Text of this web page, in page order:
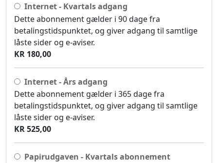
Internet - Kvartals adgang
Dette abonnement gælder i 90 dage fra
betalingstidspunktet, og giver adgang til samtlige
låste sider og e-aviser.
KR 180,00
Internet - Års adgang
Dette abonnement gælder i 365 dage fra
betalingstidspunktet, og giver adgang til samtlige
låste sider og e-aviser.
KR 525,00
Papirudgaven - Kvartals abonnement